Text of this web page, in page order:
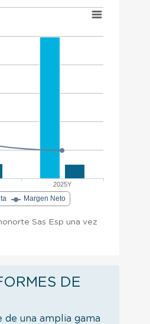
2025Y
Margen Neto
Sas Esp una vez
DE
de una amplia gama